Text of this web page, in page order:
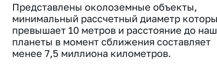
Представлены околоземные объекты,
минимальный рассчетный диаметр
превышает 10 метров и расстояние до
планеты в момент сближения составляет
менее 7,5 миллиона километров.